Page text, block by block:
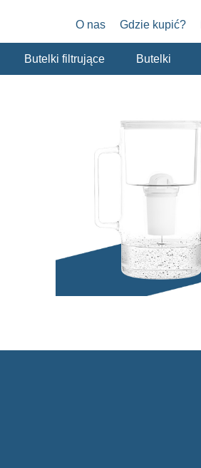
O nas Gdzie kupić?
Butelki filtrujące Butelki